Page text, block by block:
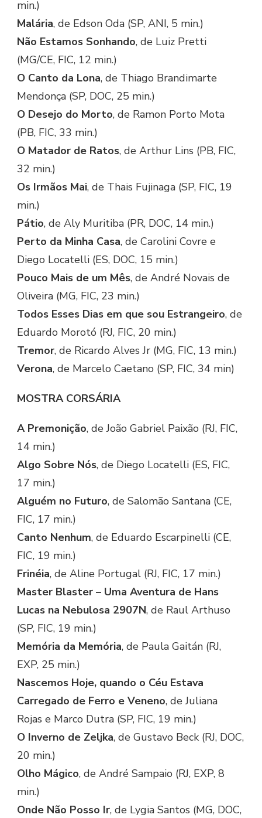
min.)
Malária, de Edson Oda (SP, ANI, 5 min.)
Não Estamos Sonhando, de Luiz Pretti
(MG/CE, FIC, 12 min.)
O Canto da Lona, de Thiago Brandimarte
Mendonça (SP, DOC, 25 min.)
O Desejo do Morto, de Ramon Porto Mota
(PB, FIC, 33 min.)
O Matador de Ratos, de Arthur Lins (PB, FIC,
32 min.)
Os Irmãos Mai, de Thais Fujinaga (SP, FIC, 19
min.)
Pátio, de Aly Muritiba (PR, DOC, 14 min.)
Perto da Minha Casa, de Carolini Covre e
Diego Locatelli (ES, DOC, 15 min.)
Pouco Mais de um Mês, de André Novais de
Oliveira (MG, FIC, 23 min.)
Todos Esses Dias em que sou Estrangeiro, de
Eduardo Morotó (RJ, FIC, 20 min.)
Tremor, de Ricardo Alves Jr (MG, FIC, 13 min.)
Verona, de Marcelo Caetano (SP, FIC, 34 min)
MOSTRA CORSÁRIA
A Premonição, de João Gabriel Paixão (RJ, FIC,
14 min.)
Algo Sobre Nós, de Diego Locatelli (ES, FIC,
17 min.)
Alguém no Futuro, de Salomão Santana (CE,
FIC, 17 min.)
Canto Nenhum, de Eduardo Escarpinelli (CE,
FIC, 19 min.)
Frinéia, de Aline Portugal (RJ, FIC, 17 min.)
Master Blaster – Uma Aventura de Hans
Lucas na Nebulosa 2907N, de Raul Arthuso
(SP, FIC, 19 min.)
Memória da Memória, de Paula Gaitán (RJ,
EXP, 25 min.)
Nascemos Hoje, quando o Céu Estava
Carregado de Ferro e Veneno, de Juliana
Rojas e Marco Dutra (SP, FIC, 19 min.)
O Inverno de Zeljka, de Gustavo Beck (RJ, DOC,
20 min.)
Olho Mágico, de André Sampaio (RJ, EXP, 8
min.)
Onde Não Posso Ir, de Lygia Santos (MG, DOC,